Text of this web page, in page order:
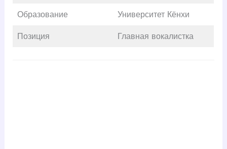
Образование Университет Кёнхи
Позиция Главная вокалистка